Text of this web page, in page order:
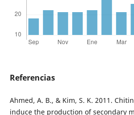
Referencias
Ahmed, A. B., & Kim, S. K. 2011.
induce the production of secondary